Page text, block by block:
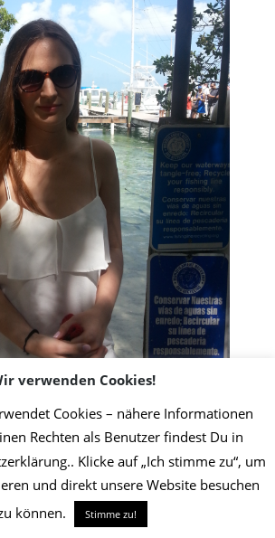
Geschädigter | Umsetzung Christin Jost
Info
verwenden Cookies!
Cookies – nähere Informationen
Rechten als Benutzer findest Du in
Klicke auf „Ich stimme zu“, um
und direkt unsere Website besuchen
können.
Stimme zu!